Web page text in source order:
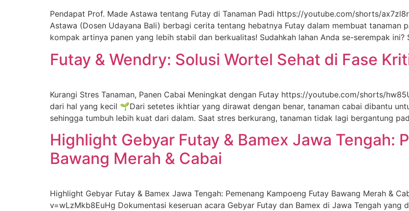
Pendapat Prof. Made Astawa tentang Futay di Tanaman Padi https://youtube.com/shorts/
Astawa (Dosen Udayana Bali) berbagi cerita tentang hebatnya Futay dalam membuat tanaman
kompak artinya panen yang lebih stabil dan berkualitas! Sudahkah lahan Anda se-serempak
Futay & Wendry: Solusi Wortel Sehat di Fase
Kurangi Stres Tanaman, Panen Cabai Meningkat dengan Futay https://youtube.com/shorts/
dari hal yang kecil 🌱Dari setetes ikhtiar yang dirawat dengan benar, tanaman cabai dibantu
sehingga tumbuh lebih kuat dari dalam. Saat stres berkurang, tanaman tidak lagi bergantung
Highlight Gebyar Futay & Bamex Jawa Tengah:
Bawang Merah & Cabai
Highlight Gebyar Futay & Bamex Jawa Tengah: Pemenang Kampoeng Futay Bawang Merah &
v=wLzMkb8EuHg Dokumentasi keseruan acara Gebyar Futay dan Bamex di Jawa Tengah